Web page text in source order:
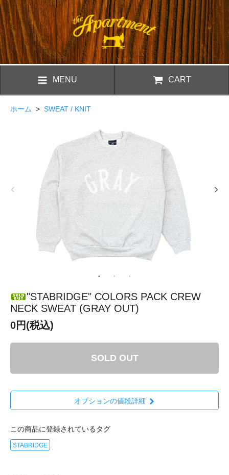
MENU CART
ホーム > SWEAT / KNIT
"STABRIDGE" COLORS PACK CREW
NECK SWEAT (GRAY OUT)
0円(税込)
SOLD OUT
オプションの値段詳細
この商品に登録されているタグ
STABRIDGE